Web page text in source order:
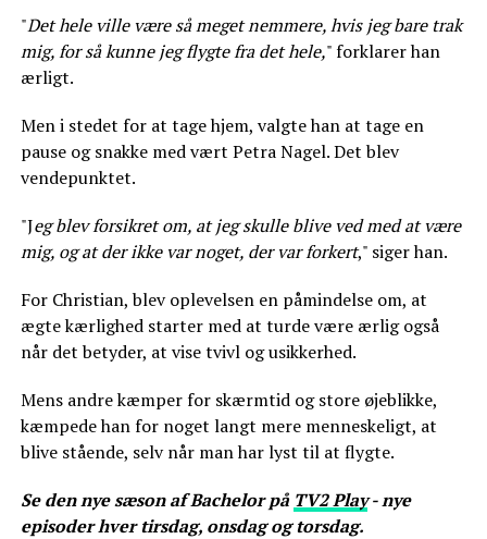
"Det hele ville være så meget nemmere, hvis jeg bare trak
mig, for så kunne jeg flygte fra det hele," forklarer han
ærligt.
Men i stedet for at tage hjem, valgte han at tage en
pause og snakke med vært Petra Nagel. Det blev
vendepunktet.
"Jeg blev forsikret om, at jeg skulle blive ved med at være
mig, og at der ikke var noget, der var forkert," siger han.
For Christian, blev oplevelsen en påmindelse om, at
ægte kærlighed starter med at turde være ærlig også
når det betyder, at vise tvivl og usikkerhed.
Mens andre kæmper for skærmtid og store øjeblikke,
kæmpede han for noget langt mere menneskeligt, at
blive stående, selv når man har lyst til at flygte.
Se den nye sæson af Bachelor på TV2 Play- nye
episoder hver tirsdag, onsdag og torsdag.